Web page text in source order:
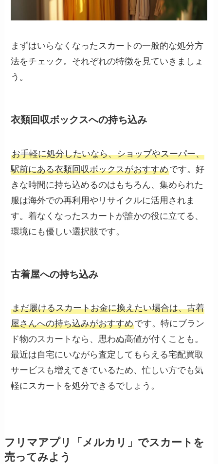
まずはいらなくなったスカートの一般的な処分方
法をチェック。それぞれの特徴を見ていきましょ
う。
衣類回収ボックスへの持ち込み
お手軽に処分したいなら、ショップやスーパー、
駅前にある衣類回収ボックスがおすすめです。好
きな時間に持ち込めるのはもちろん、集められた
服は海外での再利用やリサイクルに活用されま
す。着なくなったスカートが誰かの役に立てる、
環境にも優しい選択肢です。
古着屋への持ち込み
まだ履けるスカートお金に換えたい場合は、古着
屋さんへの持ち込みがおすすめです。特にブラン
ド物のスカートなら、思わぬ高値が付くことも。
最近は自宅にいながら査定してもらえる宅配買取
サービスも増えてきているため、忙しい方でも気
軽にスカートを処分できるでしょう。
フリマアプリ「メルカリ」でスカートを
売ってみよう